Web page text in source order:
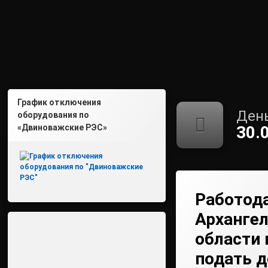
подать
График отключения
оборудования по
«Двиноважские РЭС»